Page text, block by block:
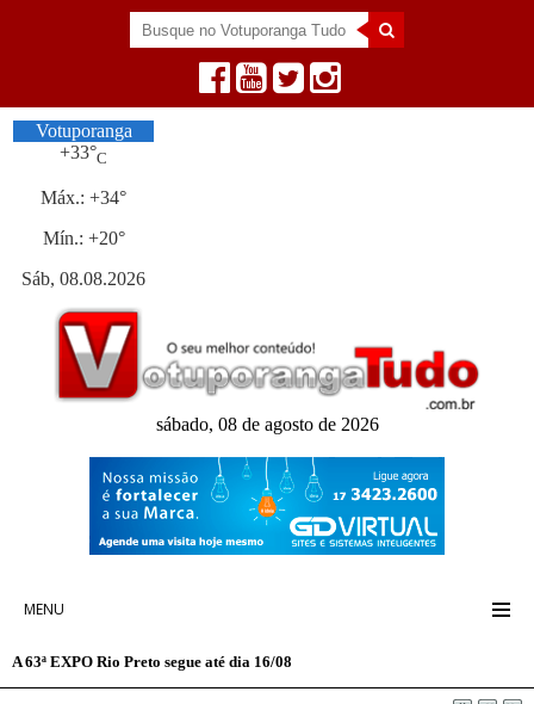
Votuporanga
+33°C
Máx.:+34°
Mín.: +20°
Sáb, 08.08.2026
sábado, 08 de agosto de 2026
MENU
A 63ª EXPO Rio Preto segue até dia 16/08